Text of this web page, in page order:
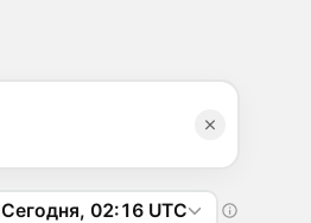
Сегодня, 02:16 UTC